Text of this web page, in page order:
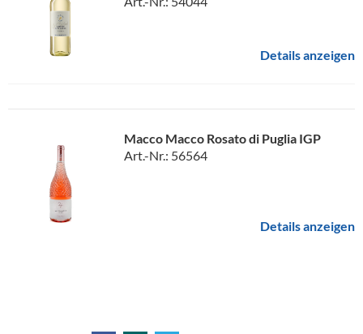
Details anzeigen
Macco Macco Rosato di Puglia IGP
Art.-Nr.: 56564
Details anzeigen